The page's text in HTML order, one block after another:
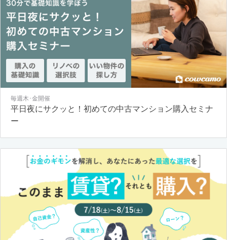
毎週木･金開催
平日夜にサクッと！初めての中古マンション購入セミナ
ー